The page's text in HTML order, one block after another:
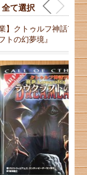
全て選択
業】クトゥルフ神話
トの幻夢境』